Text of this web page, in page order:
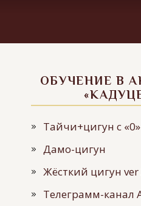
ОБУЧЕНИЕ В
Тайчи+цигун с «0»
Дамо-цигун
Жёсткий цигун ver
Телеграмм-канал